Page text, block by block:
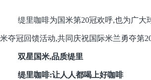
缇里咖啡为国米第20冠欢呼,也为广大
米夺冠回馈活动,共同庆祝国际米兰勇夺第
双星国米,品质缇里
缇里咖啡:让人人都喝上好咖啡